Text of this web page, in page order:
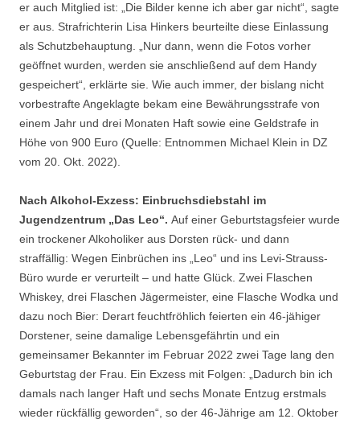
er auch Mitglied ist: „Die Bilder kenne ich aber gar nicht“, sagte
er aus. Strafrichterin Lisa Hinkers beurteilte diese Einlassung
als Schutzbehauptung. „Nur dann, wenn die Fotos vorher
geöffnet wurden, werden sie anschließend auf dem Handy
gespeichert“, erklärte sie. Wie auch immer, der bislang nicht
vorbestrafte Angeklagte bekam eine Bewährungsstrafe von
einem Jahr und drei Monaten Haft sowie eine Geldstrafe in
Höhe von 900 Euro (Quelle: Entnommen Michael Klein in DZ
vom 20. Okt. 2022).
Nach Alkohol-Exzess: Einbruchsdiebstahl im
Jugendzentrum „Das Leo“. Auf einer Geburtstagsfeier wurde
ein trockener Alkoholiker aus Dorsten rück- und dann
straffällig: Wegen Einbrüchen ins „Leo“ und ins Levi-Strauss-
Büro wurde er verurteilt – und hatte Glück. Zwei Flaschen
Whiskey, drei Flaschen Jägermeister, eine Flasche Wodka und
dazu noch Bier: Derart feuchtfröhlich feierten ein 46-jähiger
Dorstener, seine damalige Lebensgefährtin und ein
gemeinsamer Bekannter im Februar 2022 zwei Tage lang den
Geburtstag der Frau. Ein Exzess mit Folgen: „Dadurch bin ich
damals nach langer Haft und sechs Monate Entzug erstmals
wieder rückfällig geworden“, so der 46-Jährige am 12. Oktober